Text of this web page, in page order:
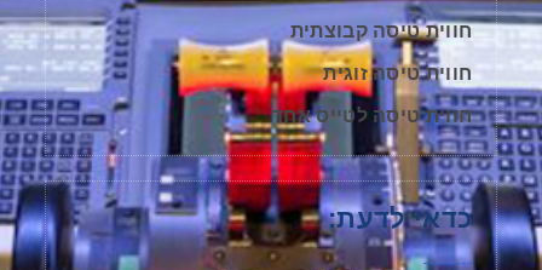
חווית טיסה קבוצתית
חווית טיסה זוגית
חווית טיסה לטייס אחד
כדאי לדעת: